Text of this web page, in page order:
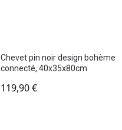
Chevet pin noir design bohème
connecté, 40x35x80cm
119,90€